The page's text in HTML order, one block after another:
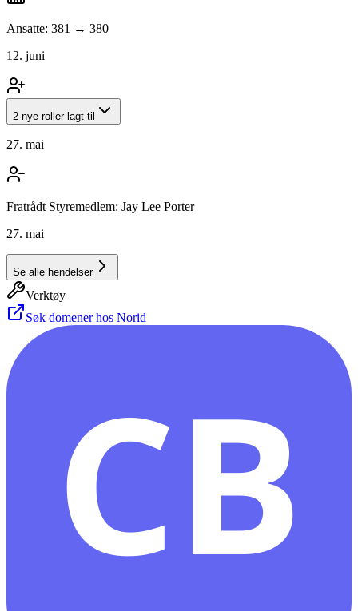
Ansatte: 381 → 380
12. juni
2 nye roller lagt til
27. mai
Fratrådt Styremedlem: Jay Lee Porter
27. mai
Se alle hendelser
Verktøy
Søk domener hos Norid
CB